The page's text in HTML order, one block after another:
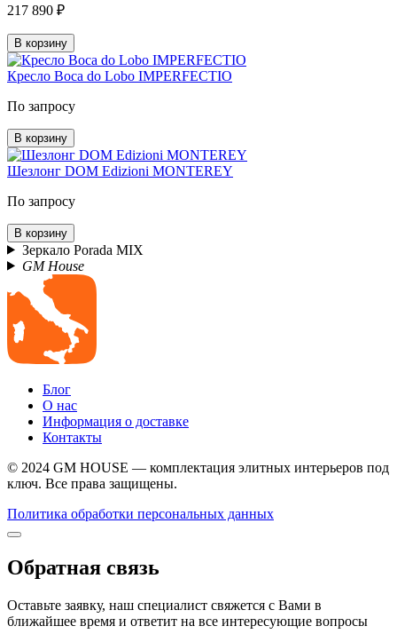
217 890 ₽
В корзину
Кресло Boca do Lobo IMPERFECTIO
По запросу
В корзину
Шезлонг DOM Edizioni MONTEREY
По запросу
В корзину
Зеркало Porada MIX
GM House
Блог
О нас
Информация о доставке
Контакты
© 2024 GM HOUSE — комплектация элитных интерьеров под
ключ. Все права защищены.
Политика обработки персональных данных
Обратная связь
Оставьте заявку, наш специалист свяжется с Вами в
ближайшее время и ответит на все интересующие вопросы